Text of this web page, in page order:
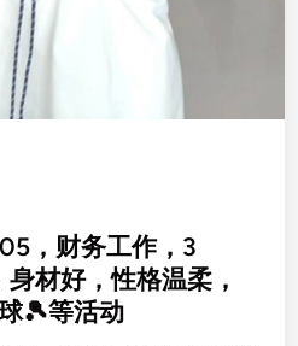
，财务工作，3
材好，性格温柔，
🎾等活动